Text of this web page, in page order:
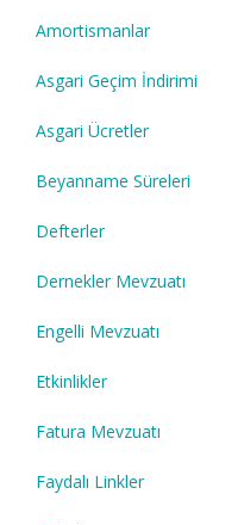
Amortismanlar
Asgari Geçim İndirimi
Asgari Ücretler
Beyanname Süreleri
Defterler
Dernekler Mevzuatı
Engelli Mevzuatı
Etkinlikler
Fatura Mevzuatı
Faydalı Linkler